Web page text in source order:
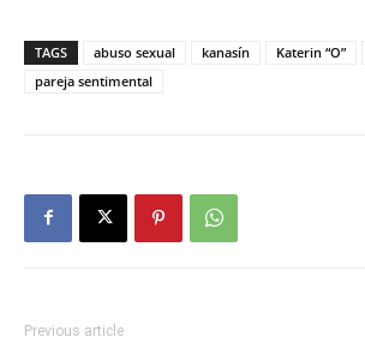
TAGS abuso sexual kanasín Katerin “O”
pareja sentimental
Previous article